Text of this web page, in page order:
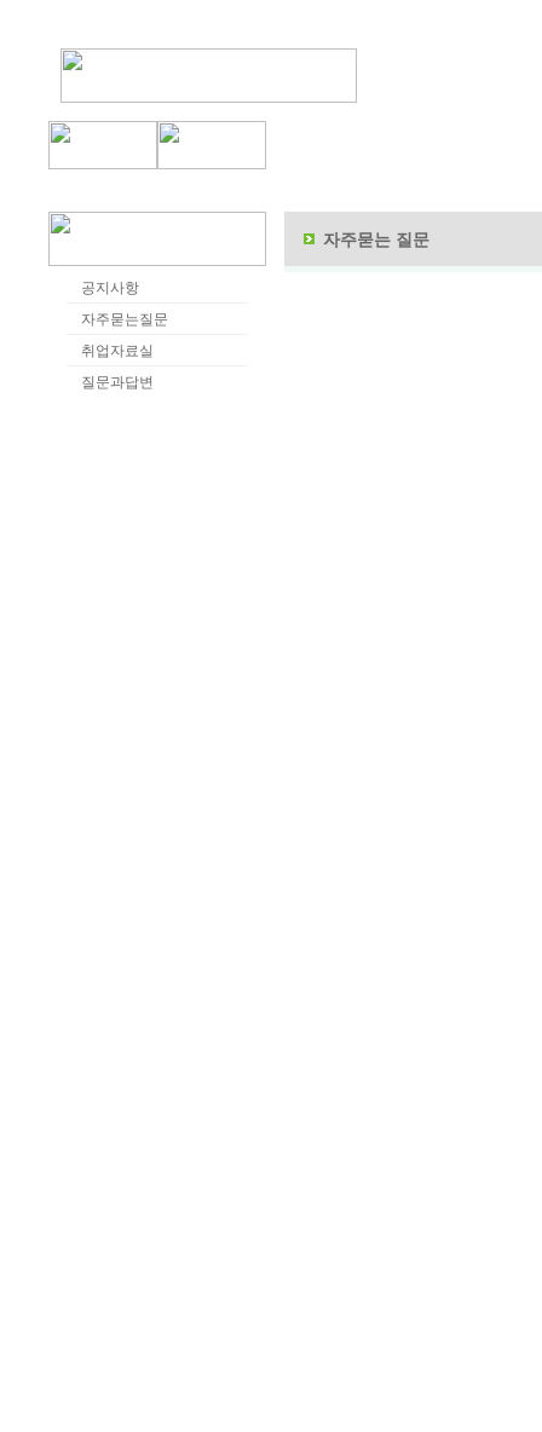
공지사항
자주묻는질문
취업자료실
질문과답변
자주묻는 질문